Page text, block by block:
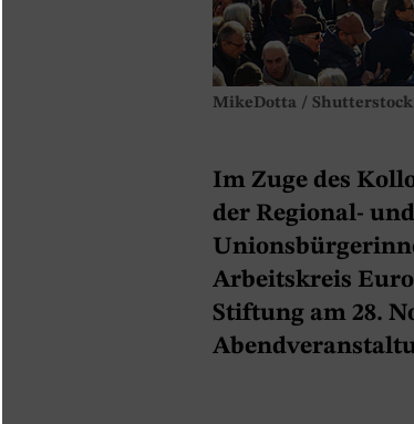
MikeDotta /
Im Zuge des
der Regional-
Arbeitskreis
Stiftung am 28.